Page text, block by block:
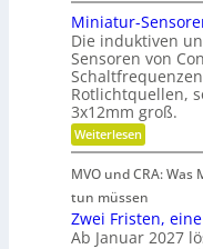
t
i
n
d
e
r
K
u
n
s
t
s
a
l
o
g
-
E
i
n
g
a
n
s
m
o
S
e
r
e
f
ü
r
j
e
e
L
i
s
o
b
u
s
t
e
u
n
d
s
i
h
e
r
Miniatur-
Die induktiven
Sensoren von
Rotlichtquellen,
3x12mm groß.
Weiterlesen:
M
n
i
t
u
MVO und CRA:
tun müssen
Zwei Fristen,
Ab Januar 2027